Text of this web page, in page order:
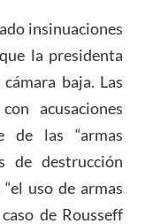
insinuaciones
la presidenta
baja. Las
acusaciones
de las “armas
de destrucción
uso de armas
de Rousseff